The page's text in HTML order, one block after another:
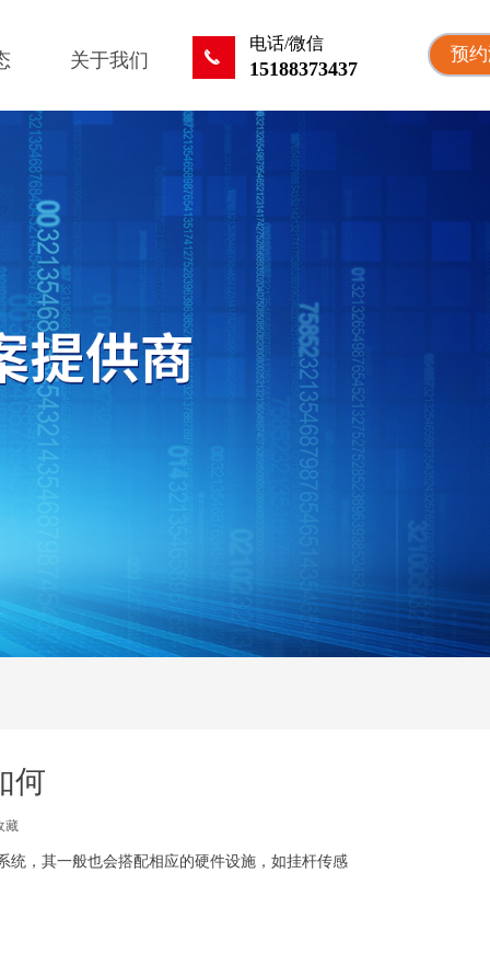
끅
电话/微信
15188373437
关于我们 预
何
统，其一般也会搭配相应的硬件设施，如挂杆传感
藏